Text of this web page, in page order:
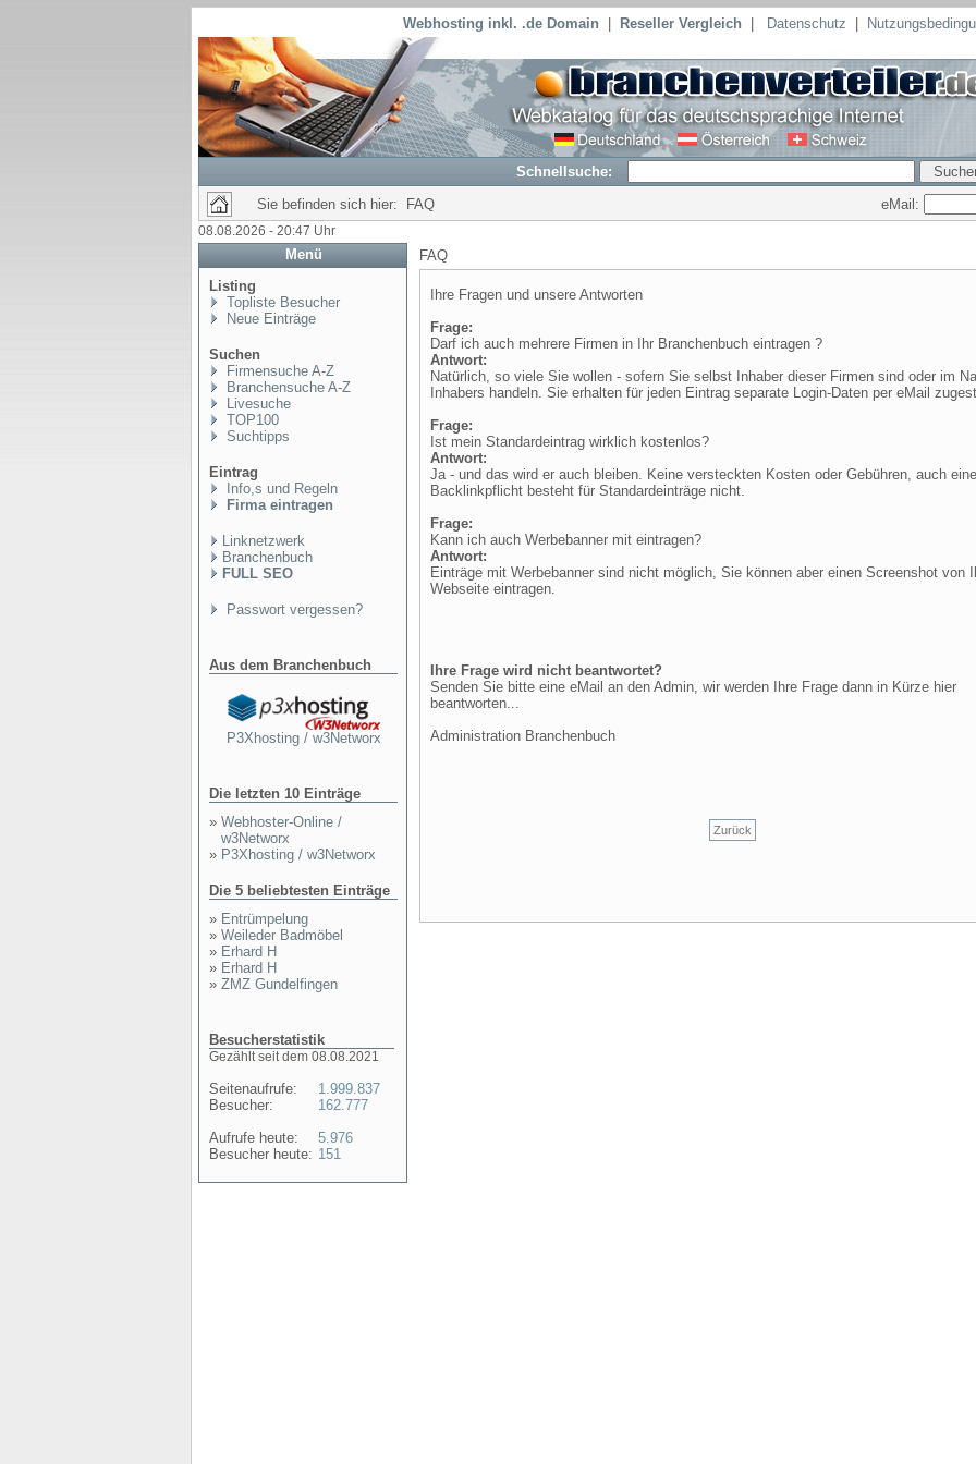
Webhosting inkl. .de Domain Reseller Vergleich Datenschutz
Schnellsuche:
Sie befinden sich hier: FAQ
eMail:
08.08.2026 - 20:47 Uhr
Menü
Listing
Topliste Besucher
Neue Einträge
Suchen
Firmensuche A-Z
Branchensuche A-Z
Livesuche
TOP100
Suchtipps
Eintrag
Info,s und Regeln
Firma eintragen
Linknetzwerk
Branchenbuch
FULL SEO
Passwort vergessen?
Aus dem Branchenbuch
P3Xhosting / w3Networx
Die letzten 10 Einträge
» Webhoster-Online /
w3Networx
» P3Xhosting / w3Networx
Die 5 beliebtesten Einträge
» Entrümpelung
» Weileder Badmöbel
» Erhard H
» Erhard H
» ZMZ Gundelfingen
Besucherstatistik
Gezählt seit dem 08.08.2021
Seitenaufrufe:
Besucher:
Aufrufe heute:
Besucher heute:
1.999.837
162.777
5.976
151
FAQ
Ihre Fragen und unsere Antworten
Frage:
Darf ich auch mehrere Firmen in Ihr Branchenbuch eintragen ?
Antwort:
Natürlich, so viele Sie wollen - sofern Sie selbst Inhaber dieser Firmen sind oder im
Inhabers handeln. Sie erhalten für jeden Eintrag separate Login-Daten per eMail
Frage:
Ist mein Standardeintrag wirklich kostenlos?
Antwort:
Ja - und das wird er auch bleiben. Keine versteckten Kosten oder Gebühren, auch eine
Backlinkpflicht besteht für Standardeinträge nicht.
Frage:
Kann ich auch Werbebanner mit eintragen?
Antwort:
Einträge mit Werbebanner sind nicht möglich, Sie können aber einen Screenshot von
Webseite eintragen.
Ihre Frage wird nicht beantwortet?
Senden Sie bitte eine eMail an den Admin, wir werden Ihre Frage dann in Kürze hier
beantworten...
Administration Branchenbuch
Zurück